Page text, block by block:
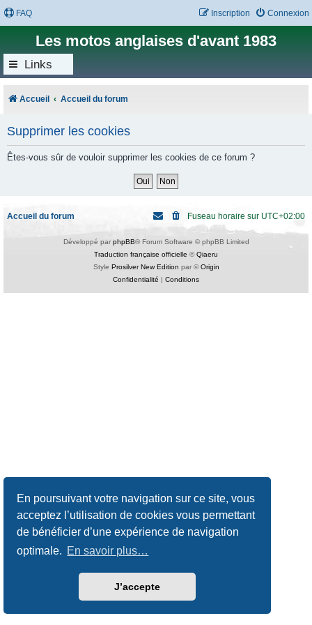
En poursuivant votre navigation sur ce site, vous
acceptez l’utilisation de cookies vous permettant
de bénéficier d’une expérience de navigation
optimale. En savoir plus…
J’accepte
FAQ Connexion
Inscription
Les motos anglaises d'avant 1983
Links
Accueil Accueil du forum
Supprimer les cookies
Êtes-vous sûr de vouloir supprimer les cookies de ce forum ?
Accueil du forum Fuseau horaire sur UTC+02:00
Développé par phpBB® Forum Software © phpBB Limited
Traduction française officielle ©Qiaeru
Style Prosilver New Edition par ©Origin
Confidentialité | Conditions